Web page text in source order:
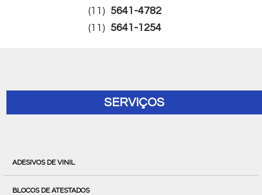
(11) 5641-4782
(11) 5641-1254
SERVIÇOS
ADESIVOS DE VINIL
BLOCOS DE ATESTADOS